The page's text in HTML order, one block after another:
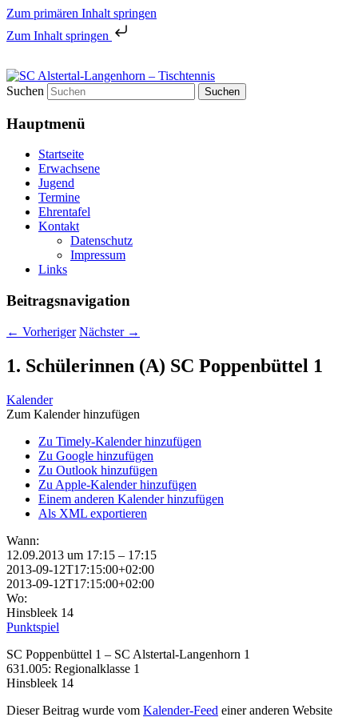
Zum primären Inhalt springen
Zum Inhalt springen
SC Alstertal-Langenhorn –
Tischtennis
Tischtennis in Hamburgs Norden
Suchen
Hauptmenü
Startseite
Erwachsene
Jugend
Termine
Ehrentafel
Kontakt
Datenschutz
Impressum
Links
Beitragsnavigation
← Vorheriger Nächster →
1. Schülerinnen (A) SC Poppenbüttel 1
Kalender
Zum Kalender hinzufügen
Zu Timely-Kalender hinzufügen
Zu Google hinzufügen
Zu Outlook hinzufügen
Zu Apple-Kalender hinzufügen
Einem anderen Kalender hinzufügen
Als XML exportieren
Wann:
12.09.2013 um 17:15 – 17:15
2013-09-12T17:15:00+02:00
2013-09-12T17:15:00+02:00
Wo:
Hinsbleek 14
Punktspiel
SC Poppenbüttel 1 – SC Alstertal-Langenhorn 1
631.005: Regionalklasse 1
Hinsbleek 14
Dieser Beitrag wurde vom Kalender-Feed einer anderen Website